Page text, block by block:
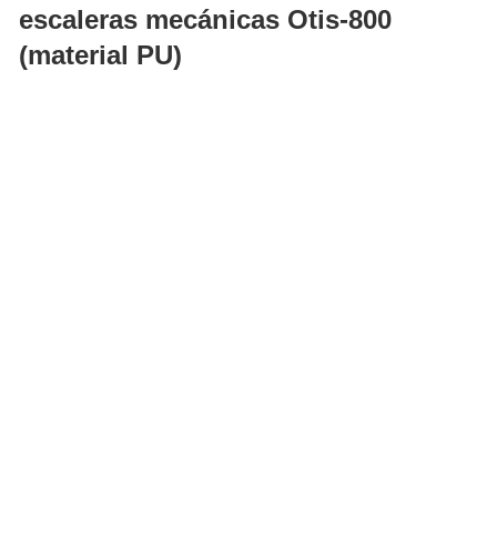
Otis-800 (material PU)
escaleras mecánicas Otis-800
(material PU)